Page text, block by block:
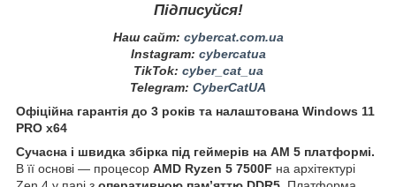
Підписуйся!
Наш сайт: cybercat.com.ua
Instagram: cybercatua
TikTok: cyber_cat_ua
Telegram: CyberCatUA
Офіційна гарантія до 3 років та налаштована Windows 11
PRO x64
Сучасна і швидка збірка під геймерів на АМ 5 платформі.
В її основі — процесор AMD Ryzen 5 7500F на архітектурі